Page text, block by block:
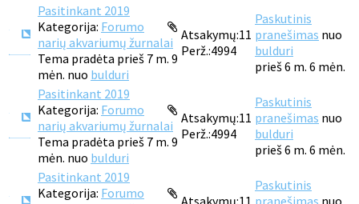
Pasitinkant 2019
Kategorija: Forumo
narių akvariumų žurnalai
Tema pradėta prieš 7 m. 9
mėn. nuo bulduri
Atsakymų:11
Perž.:4994
Paskutinis
pranešimas nuo
bulduri
prieš 6 m. 6 mėn.
Pasitinkant 2019
Kategorija: Forumo
narių akvariumų žurnalai
Tema pradėta prieš 7 m. 9
mėn. nuo bulduri
Atsakymų:11
Perž.:4994
Paskutinis
pranešimas nuo
bulduri
prieš 6 m. 6 mėn.
Pasitinkant 2019
Kategorija: Forumo
Atsakymų:11
Paskutinis
pranešimas nuo